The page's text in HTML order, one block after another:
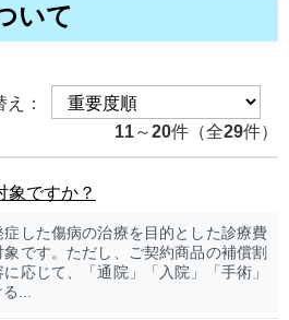
いて
え：
11～20件（全29件）
象ですか？
した傷病の治療を目的とした診療費
です。ただし、ご契約商品の補償割
応じて、「通院」「入院」「手術」
...